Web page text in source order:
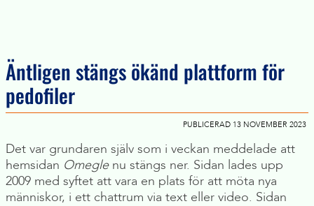
Äntligen stängs ökänd plattform för
pedofiler
PUBLICERAD 13 NOVEMBER 2023
Det var grundaren själv som i veckan meddelade att
hemsidan Omeglenu stängs ner. Sidan lades upp
2009 med syftet att vara en plats för att möta nya
människor, i ett chattrum via text eller video. Sidan